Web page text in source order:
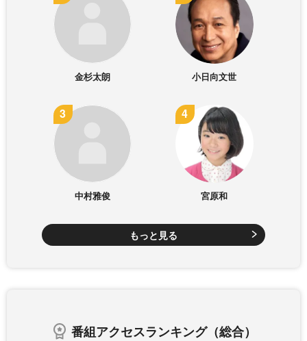
金杉太朗 小日向文世
中村雅俊 宮原和
もっと見る
番組アクセスランキング（総合）